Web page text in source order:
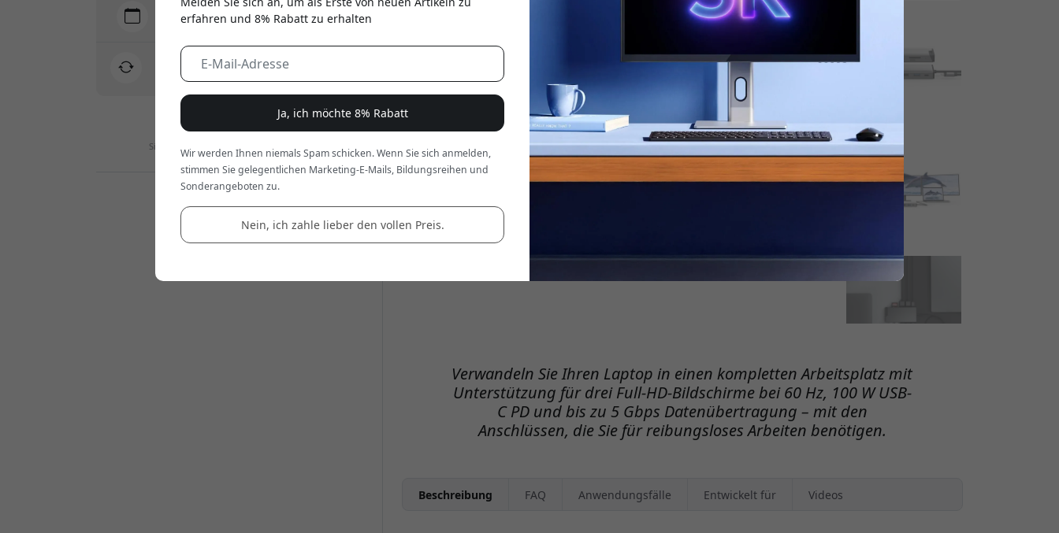
Verwandeln Sie Ihren Laptop in einen kompletten Arbeitsplatz mit
Unterstützung für drei Full-HD-Bildschirme bei 60 Hz, 100 W USB-
C PD und bis zu 5 Gbps Datenübertragung – mit den
Anschlüssen, die Sie für reibungsloses Arbeiten benötigen.
Beschreibung FAQ Anwendungsfälle Entwickelt für Videos
Lieferung 7-11 August
Schnelle und nachverfolgbare Lieferung
30-tägiges Rückgaberecht
Einfache Rücksendung - ganz ohne Aufwand
Sichere Zahlungen mit Verschlüsselung
erfahren und 8% Rabatt zu erhalten
Ja, ich möchte 8% Rabatt
Wir werden Ihnen niemals Spam schicken. Wenn Sie sich anmelden,
stimmen Sie gelegentlichen Marketing-E-Mails, Bildungsreihen und
Sonderangeboten zu.
Nein, ich zahle lieber den vollen Preis.
erhalten.